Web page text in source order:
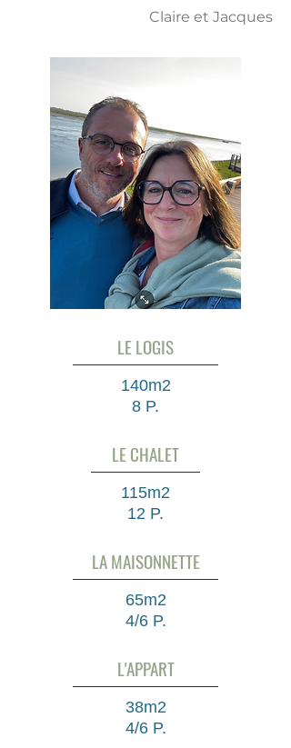
Claire et Jacques
LE LOGIS
140m2
8 P.
LE CHALET
115m2
12 P.
LA MAISONNETTE
65m2
4/6 P.
L'APPART
38m2
4/6 P.